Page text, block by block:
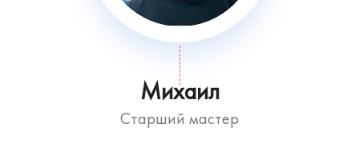
Михаил
Старший мастер